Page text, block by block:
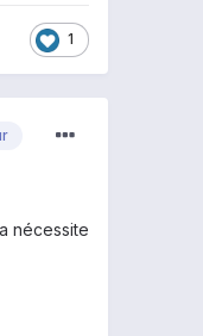
1
nécessite